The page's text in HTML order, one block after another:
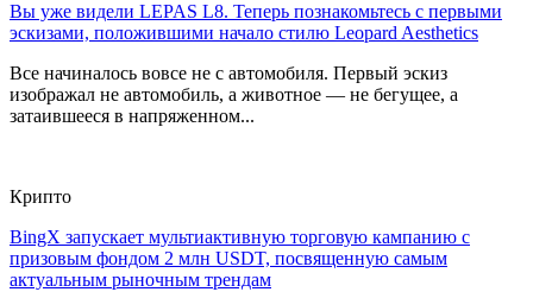
Вы уже видели LEPAS L8. Теперь познакомьтесь с первыми
эскизами, положившими начало стилю Leopard Aesthetics
Все начиналось вовсе не с автомобиля. Первый эскиз
изображал не автомобиль, а животное — не бегущее, а
затаившееся в напряженном...
Крипто
BingX запускает мультиактивную торговую кампанию с
призовым фондом 2 млн USDT, посвященную самым
актуальным рыночным трендам